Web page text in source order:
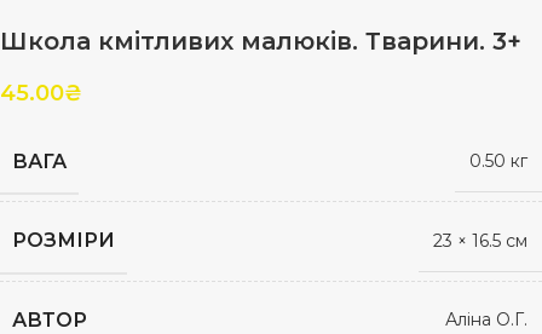
Школа кмітливих малюків. Тварини. 3+
45.00₴
ВАГА 0.50 кг
РОЗМІРИ 23 × 16.5 см
АВТОР Аліна О.Г.